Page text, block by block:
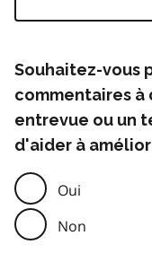
Souhaitez-vous
commentaires
entrevue ou un
d'aider à
Oui
Non